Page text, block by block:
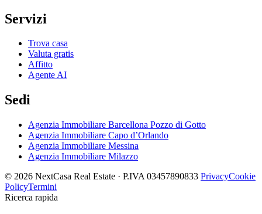
Servizi
Trova casa
Valuta gratis
Affitto
Agente AI
Sedi
Agenzia Immobiliare Barcellona Pozzo di Gotto
Agenzia Immobiliare Capo d’Orlando
Agenzia Immobiliare Messina
Agenzia Immobiliare Milazzo
© 2026 NextCasa Real Estate · P.IVA 03457890833 PrivacyCookie
PolicyTermini
Ricerca rapida